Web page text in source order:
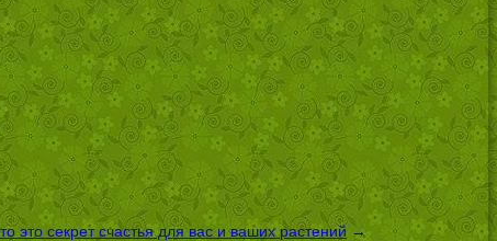
секрет счастья для вас и ваших растений →